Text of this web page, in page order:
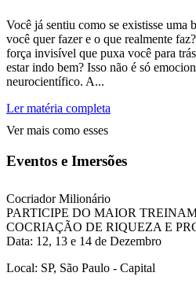
Você já sentiu como se existisse uma
você quer fazer e o que realmente
força invisível que puxa você para
estar indo bem? Isso não é só
neurocientífico. A...
Ler matéria completa
Ver mais como esses
Eventos e Imersões
Cocriador Milionário
PARTICIPE DO MAIOR
COCRIAÇÃO DE RIQUEZA E
Data: 12, 13 e 14 de Dezembro
Local: SP, São Paulo - Capital